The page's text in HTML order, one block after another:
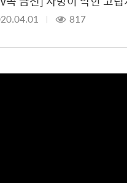
817